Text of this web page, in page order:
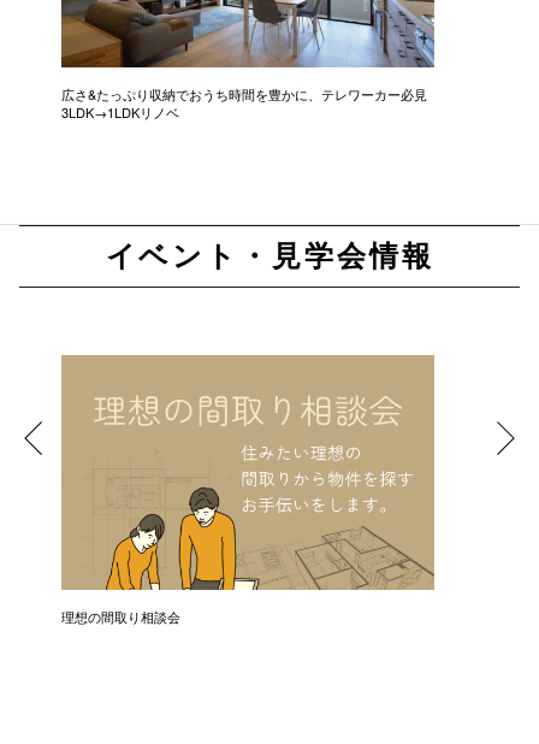
広さ&たっぷり収納でおうち時間を豊かに、テレワーカー必見
3LDK→1LDKリノベ
イベント・見学会情報
理想の間取り相談会